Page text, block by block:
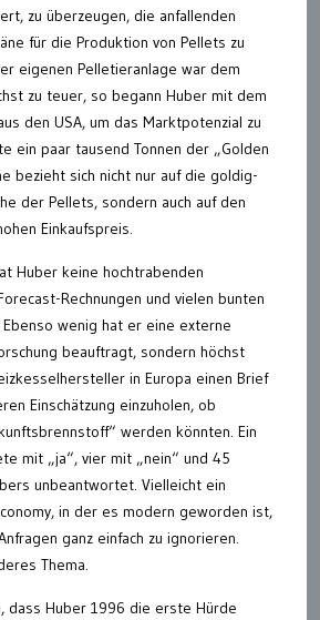
zu überzeugen, die anfallenden
für die Produktion von Pellets zu
eigenen Pelletieranlage war dem
zu teuer, so begann Huber mit dem
den USA, um das Marktpotenzial zu
ein paar tausend Tonnen der „Golden
bezieht sich nicht nur auf die goldig-
der Pellets, sondern auch auf den
Einkaufspreis.
Huber keine hochtrabenden
Rechnungen und vielen bunten
wenig hat er eine externe
beauftragt, sondern höchst
in Europa einen Brief
Einschätzung einzuholen, ob
werden könnten. Ein
mit „ja“, vier mit „nein“ und 45
unbeantwortet. Vielleicht ein
in der es modern geworden ist,
ganz einfach zu ignorieren.
Thema.
dass Huber 1996 die erste Hürde